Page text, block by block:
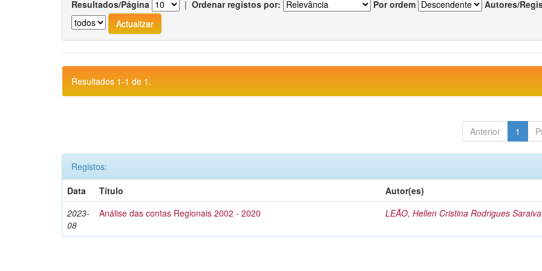
Resultados/Página | Ordenar registos por: Por ordem Autores/
Resultados 1-1 de 1.
Anterior 1
Registos:
Data
Título
Autor(es)
2023-
08
Análise das contas Regionais 2002 - 2020 LEÃO, Hellen Cristina Rodrigues Saraiva